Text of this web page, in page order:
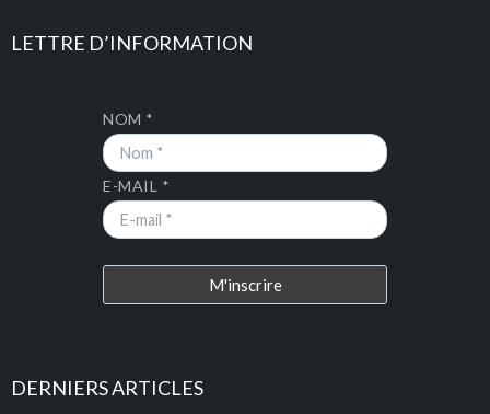
LETTRE D’INFORMATION
NOM *
E-MAIL *
DERNIERS ARTICLES